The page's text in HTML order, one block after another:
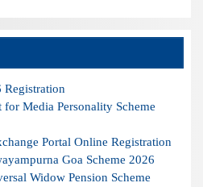
for Media Personality Scheme
Portal Online Registration
Goa Scheme 2026
Widow Pension Scheme